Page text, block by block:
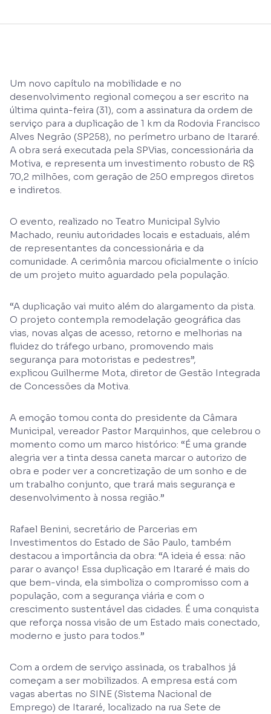
Um novo capítulo na mobilidade e no
desenvolvimento regional começou a ser escrito na
última quinta-feira (31), com a assinatura da ordem de
serviço para a duplicação de 1 km da Rodovia Francisco
Alves Negrão (SP258), no perímetro urbano de Itararé.
A obra será executada pela SPVias, concessionária da
Motiva, e representa um investimento robusto de R$
70,2 milhões, com geração de 250 empregos diretos
e indiretos.
O evento, realizado no Teatro Municipal Sylvio
Machado, reuniu autoridades locais e estaduais, além
de representantes da concessionária e da
comunidade. A cerimônia marcou oficialmente o início
de um projeto muito aguardado pela população.
“A duplicação vai muito além do alargamento da pista.
O projeto contempla remodelação geográfica das
vias, novas alças de acesso, retorno e melhorias na
fluidez do tráfego urbano, promovendo mais
segurança para motoristas e pedestres”,
explicou Guilherme Mota, diretor de Gestão Integrada
de Concessões da Motiva.
A emoção tomou conta do presidente da Câmara
Municipal, vereador Pastor Marquinhos, que celebrou o
momento como um marco histórico: “É uma grande
alegria ver a tinta dessa caneta marcar o autorizo de
obra e poder ver a concretização de um sonho e de
um trabalho conjunto, que trará mais segurança e
desenvolvimento à nossa região.”
Rafael Benini, secretário de Parcerias em
Investimentos do Estado de São Paulo, também
destacou a importância da obra: “A ideia é essa: não
parar o avanço! Essa duplicação em Itararé é mais do
que bem-vinda, ela simboliza o compromisso com a
população, com a segurança viária e com o
crescimento sustentável das cidades. É uma conquista
que reforça nossa visão de um Estado mais conectado,
moderno e justo para todos.”
Com a ordem de serviço assinada, os trabalhos já
começam a ser mobilizados. A empresa está com
vagas abertas no SINE (Sistema Nacional de
Emprego) de Itararé, localizado na rua Sete de